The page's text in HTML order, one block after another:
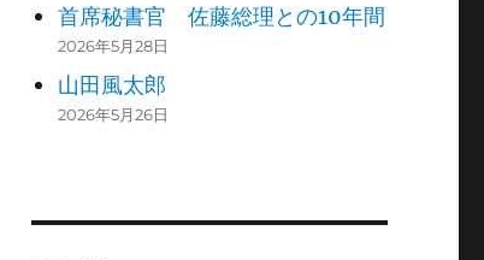
首席秘書官 佐藤総理との10年間
2026年5月28日
山田風太郎
2026年5月26日